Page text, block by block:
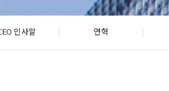
인사말 연혁